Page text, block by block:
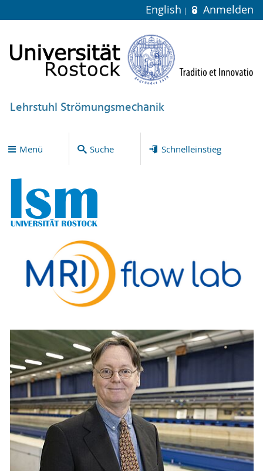
English Anmelden
Lehrstuhl Strömungsmechanik
Menü Suche Schnelleinstieg